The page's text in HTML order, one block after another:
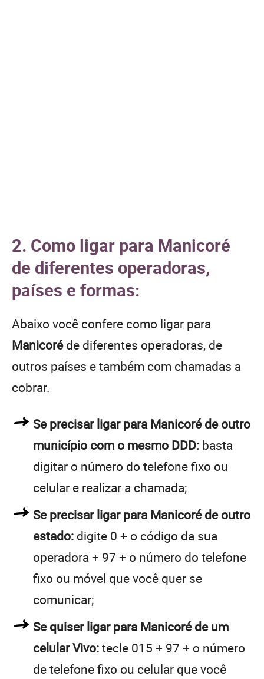
2. Como ligar para Manicoré
de diferentes operadoras,
países e formas:
Abaixo você confere como ligar para
Manicoréde diferentes operadoras, de
outros países e também com chamadas a
cobrar.
Se precisar ligar para Manicoré de outro
município com o mesmo DDD: basta
digitar o número do telefone fixo ou
celular e realizar a chamada;
Se precisar ligar para Manicoré de outro
estado: digite 0 + o código da sua
operadora + 97 + o número do telefone
fixo ou móvel que você quer se
comunicar;
Se quiser ligar para Manicoré de um
celular Vivo:tecle 015 + 97 + o número
de telefone fixo ou celular que você